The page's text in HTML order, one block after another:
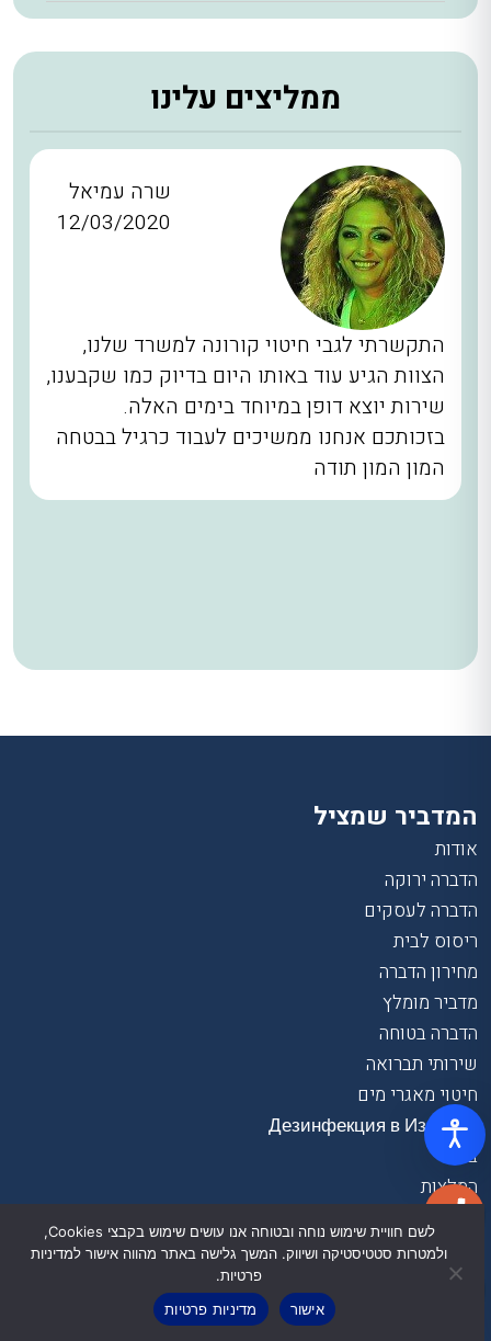
ממליצים עלינו
שרה עמיאל
12/03/2020
התקשרתי לגבי חיטוי קורונה למשרד שלנו,
הצוות הגיע עוד באותו היום בדיוק כמו שקבענו,
שירות יוצא דופן במיוחד בימים האלה.
בזכותכם אנחנו ממשיכים לעבוד כרגיל בבטחה
המון המון תודה
המדביר שמציל
אודות
הדברה ירוקה
הדברה לעסקים
ריסוס לבית
מחירון הדברה
מדביר מומלץ
הדברה בטוחה
שירותי תברואה
חיטוי מאגרי מים
Дезинфекция в Израиле
בלוג
המלצות
תנאי שימוש
מדיניות פרטיות
לשם חוויית שימוש נוחה ובטוחה אנו עושים שימוש בקבצי Cookies,
ולמטרות סטטיסטיקה ושיווק. המשך גלישה באתר מהווה אישור למדיניות
פרטיות.
אישור
מדיניות פרטיות